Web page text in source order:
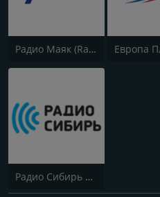
Радио Маяк (Radio Mayak)
Радио Сибирь | Radio Sibir